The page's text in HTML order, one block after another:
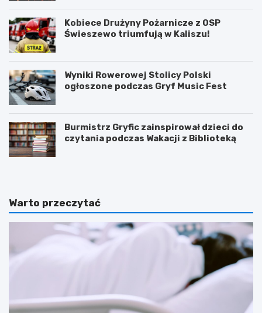
Kobiece Drużyny Pożarnicze z OSP
Świeszewo triumfują w Kaliszu!
Wyniki Rowerowej Stolicy Polski
ogłoszone podczas Gryf Music Fest
Burmistrz Gryfic zainspirował dzieci do
czytania podczas Wakacji z Biblioteką
Warto przeczytać